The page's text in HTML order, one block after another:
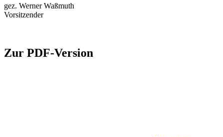
gez. Werner Waßmuth
Vorsitzender
Zur PDF-Version